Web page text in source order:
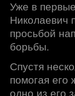
Уже в
Николаевич
просьбой
борьбы.
Спустя
помогая его
одно из его